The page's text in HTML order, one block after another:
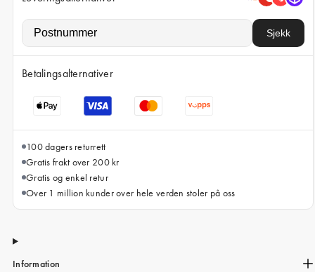
iPhone 15
iPhone 14
iPhone 13 Pro
iPhone 13
Alle telefonmodeller
Sjekk
Betalingsalternativer
100 dagers returrett
Gratis frakt over 200 kr
Gratis og enkel retur
Over 1 million kunder over hele verden stoler på oss
Information